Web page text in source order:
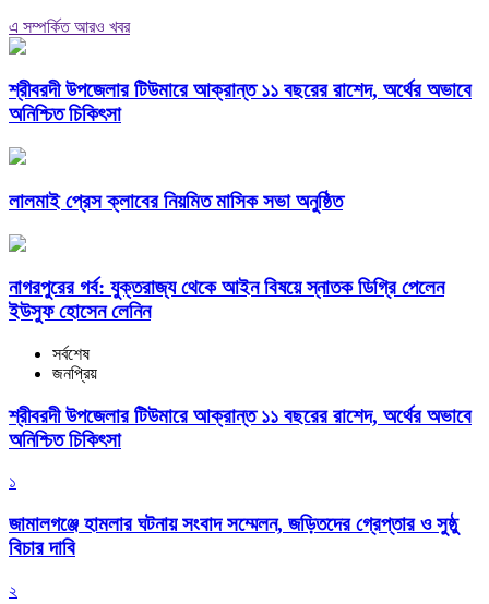
এ সম্পর্কিত আরও খবর
শ্রীবরদী উপজেলার টিউমারে আক্রান্ত ১১ বছরের রাশেদ, অর্থের অভাবে
অনিশ্চিত চিকিৎসা
লালমাই প্রেস ক্লাবের নিয়মিত মাসিক সভা অনুষ্ঠিত
নাগরপুরের গর্ব: যুক্তরাজ্য থেকে আইন বিষয়ে স্নাতক ডিগ্রি পেলেন
ইউসুফ হোসেন লেনিন
সর্বশেষ
জনপ্রিয়
শ্রীবরদী উপজেলার টিউমারে আক্রান্ত ১১ বছরের রাশেদ, অর্থের অভাবে
অনিশ্চিত চিকিৎসা
১
জামালগঞ্জে হামলার ঘটনায় সংবাদ সম্মেলন, জড়িতদের গ্রেপ্তার ও সুষ্ঠু
বিচার দাবি
২